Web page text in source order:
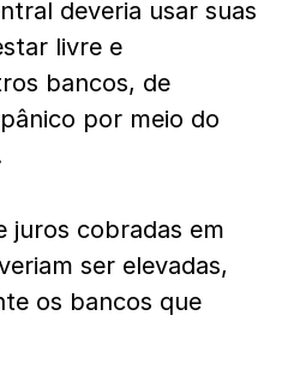
deveria usar suas
livre e
bancos, de
por meio do
juros cobradas em
ser elevadas,
os bancos que